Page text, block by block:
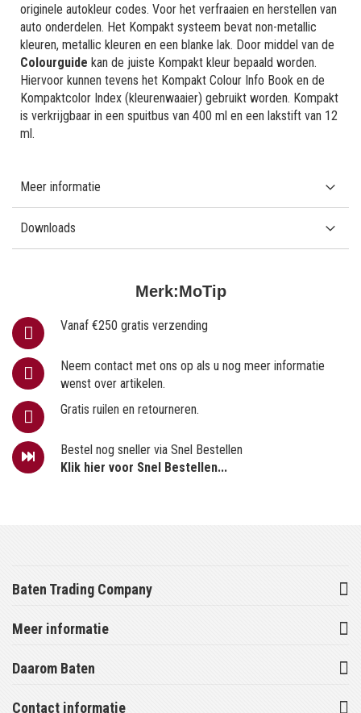
Merk:MoTip
Vanaf €250 gratis verzending
Neem contact met ons op als u nog meer informatie
wenst over artikelen.
Gratis ruilen en retourneren.
Bestel nog sneller via Snel Bestellen
Klik hier voor Snel Bestellen...
originele autokleur codes. Voor het verfraaien en herstellen van
auto onderdelen. Het Kompakt systeem bevat non-metallic
kleuren, metallic kleuren en een blanke lak. Door middel van de
Colourguide kan de juiste Kompakt kleur bepaald worden.
Hiervoor kunnen tevens het Kompakt Colour Info Book en de
Kompaktcolor Index (kleurenwaaier) gebruikt worden. Kompakt
is verkrijgbaar in een spuitbus van 400 ml en een lakstift van 12
ml.
Meer informatie
Downloads
Baten Trading Company
Meer informatie
Daarom Baten
Contact informatie